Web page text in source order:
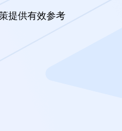
提供有效参考